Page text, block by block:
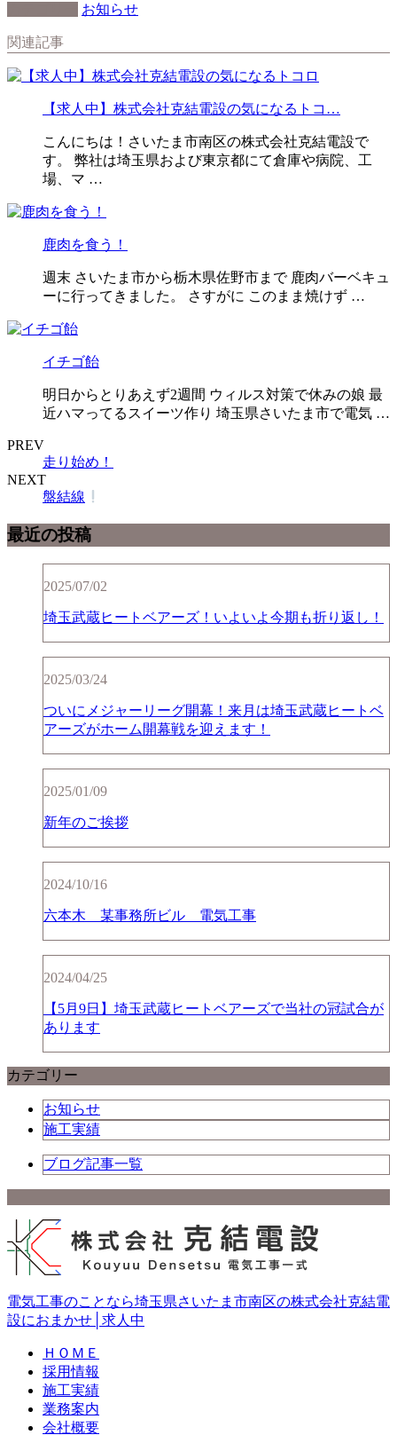
お知らせ
関連記事
【求人中】株式会社克結電設の気になるトコ…
こんにちは！さいたま市南区の株式会社克結電設で
す。 弊社は埼玉県および東京都にて倉庫や病院、工
場、マ …
鹿肉を食う！
週末 さいたま市から栃木県佐野市まで 鹿肉バーベキュ
ーに行ってきました。 さすがに このまま焼けず …
イチゴ飴
明日からとりあえず2週間 ウィルス対策で休みの娘 最
近ハマってるスイーツ作り 埼玉県さいたま市で電気 …
PREV
走り始め！
NEXT
盤結線
最近の投稿
2025/07/02
埼玉武蔵ヒートベアーズ！いよいよ今期も折り返し！
2025/03/24
ついにメジャーリーグ開幕！来月は埼玉武蔵ヒートベ
アーズがホーム開幕戦を迎えます！
2025/01/09
新年のご挨拶
2024/10/16
六本木 某事務所ビル 電気工事
2024/04/25
【5月9日】埼玉武蔵ヒートベアーズで当社の冠試合が
あります
カテゴリー
お知らせ
施工実績
ブログ記事一覧
電気工事のことなら埼玉県さいたま市南区の株式会社克結電
設におまかせ│求人中
ＨＯＭＥ
採用情報
施工実績
業務案内
会社概要